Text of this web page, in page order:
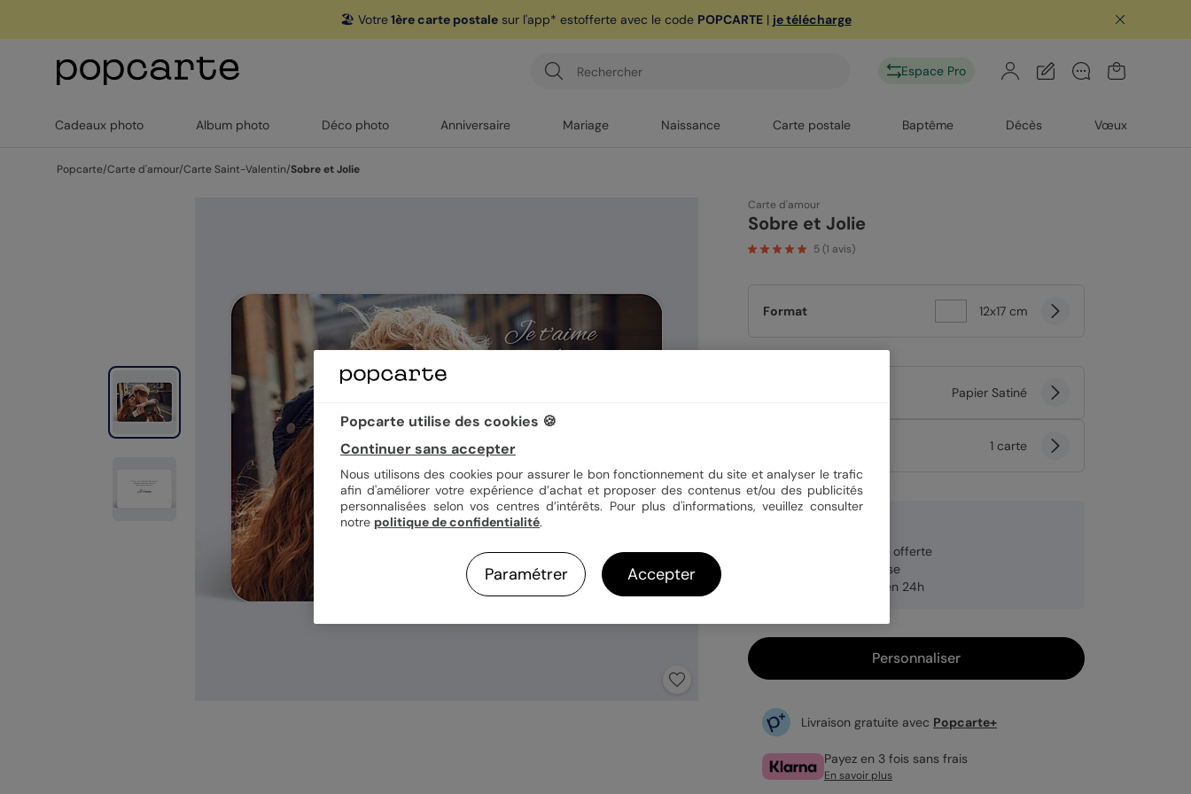
🏖️ Votre1ère carte postalesur l'app* estofferte avec le code POPCARTE| je télécharge
Espace Pro
Cadeaux photo Album photo Déco photo Anniversaire Mariage Naissance Carte postale Baptême Décès Vœux
Popcarte/Carte d'amour/Carte Saint-Valentin/Sobre et Jolie
Carte d'amour
Sobre et Jolie
5(1 avis)
Format 12x17 cm
Papier Satiné
1 carte
Enveloppe blanche offerte
Fabrication française
Expédition rapide en 24h
Personnaliser
Livraison gratuite avec Popcarte+
Payez en 3 fois sans frais
En savoir plus
Popcarte utilise des cookies 🍪
Continuer sans accepter
Nous utilisons des cookies pour assurer le bon fonctionnement du site et analyser le trafic
afin d'améliorer votre expérience d’achat et proposer des contenus et/ou des publicités
personnalisées selon vos centres d’intérêts. Pour plus d'informations, veuillez consulter
notre politique de confidentialité.
Paramétrer Accepter